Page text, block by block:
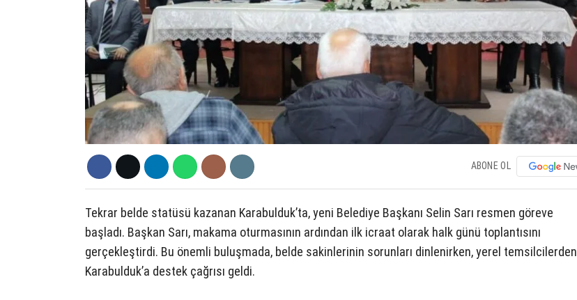
ABONE OL
Tekrar belde statüsü kazanan Karabulduk’ta, yeni Belediye Başkanı Selin Sarı resmen göreve
başladı. Başkan Sarı, makama oturmasının ardından ilk icraat olarak halk günü toplantısını
gerçekleştirdi. Bu önemli buluşmada, belde sakinlerinin sorunları dinlenirken, yerel temsilcilerden
Karabulduk’a destek çağrısı geldi.